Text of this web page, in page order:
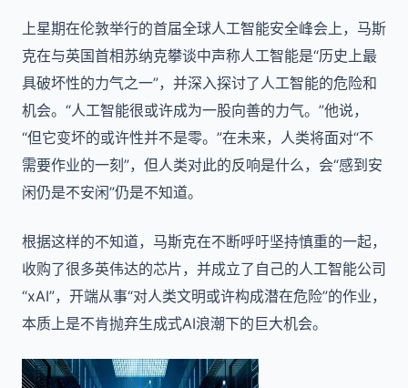
上星期在伦敦举行的首届全球人工智能安全峰会上，马斯
克在与英国首相苏纳克攀谈中声称人工智能是“历史上最
具破坏性的力气之一”，并深入探讨了人工智能的危险和
机会。“人工智能很或许成为一股向善的力气。”他说，
“但它变坏的或许性并不是零。”在未来，人类将面对“不
需要作业的一刻”，但人类对此的反响是什么，会“感到安
闲仍是不安闲”仍是不知道。
根据这样的不知道，马斯克在不断呼吁坚持慎重的一起，
收购了很多英伟达的芯片，并成立了自己的人工智能公司
“xAI”，开端从事“对人类文明或许构成潜在危险”的作业，
本质上是不肯抛弃生成式AI浪潮下的巨大机会。